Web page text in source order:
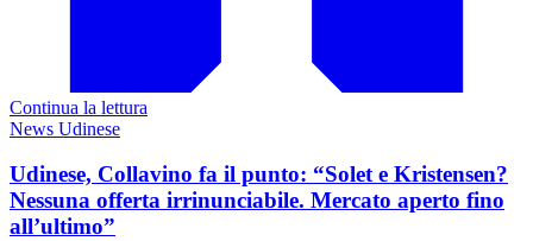
Continua la lettura
News Udinese
Udinese, Collavino fa il punto: “Solet e Kristensen?
Nessuna offerta irrinunciabile. Mercato aperto fino
all’ultimo”